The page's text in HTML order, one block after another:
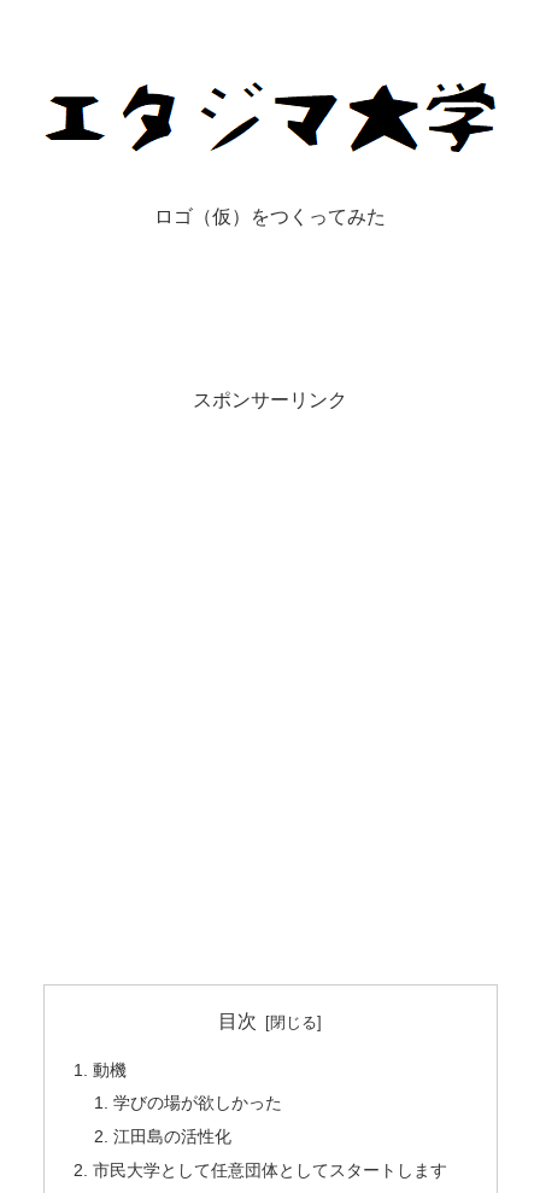
ロゴ（仮）をつくってみた
スポンサーリンク
目次
動機
学びの場が欲しかった
江田島の活性化
市民大学として任意団体としてスタートします